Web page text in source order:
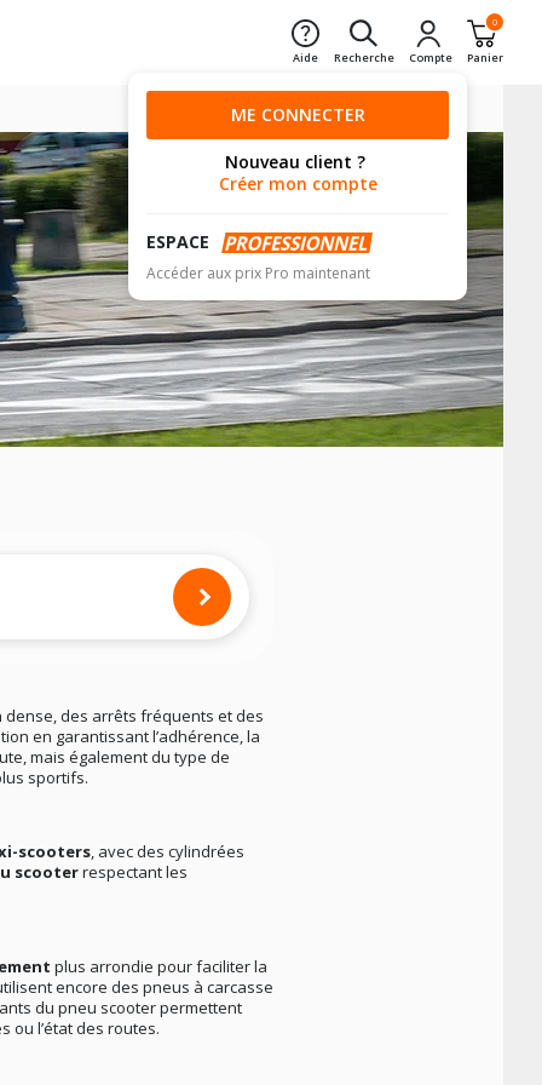
Aide Recherche Compte
0
Panier
ME CONNECTER
Nouveau client ?
Créer mon compte
ESPACE
Accéder aux prix Pro maintenant
dense, des arrêts fréquents et des
en garantissant l’adhérence, la
mais également du type de
sportifs.
scooters, avec des cylindrées
scooterrespectant les
plus arrondie pour faciliter la
encore des pneus à carcasse
du pneu scooter permettent
ou l’état des routes.